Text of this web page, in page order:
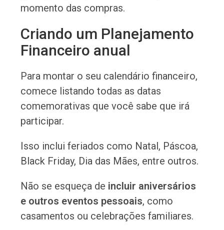
momento das compras.
Criando um Planejamento
Financeiro anual
Para montar o seu calendário financeiro,
comece listando todas as datas
comemorativas que você sabe que irá
participar.
Isso inclui feriados como Natal, Páscoa,
Black Friday, Dia das Mães, entre outros.
Não se esqueça de incluir aniversários
e outros eventos pessoais, como
casamentos ou celebrações familiares.